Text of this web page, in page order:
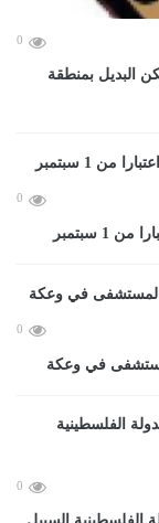
0
مشروع «روضة السيدة 2» للسكن البديل بمنطقة
0
0
0